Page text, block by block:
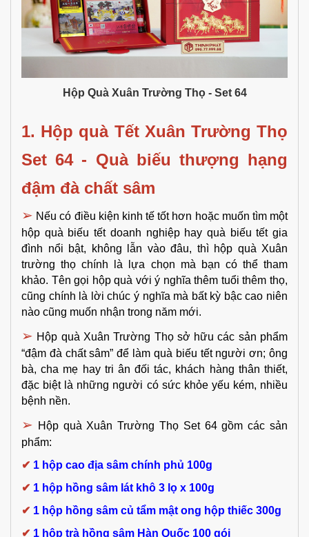
Hộp Quà Xuân Trường Thọ - Set 64
1. Hộp quà Tết Xuân Trường Thọ
Set 64 - Quà biếu thượng hạng
đậm đà chất sâm
➢ Nếu có điều kiện kinh tế tốt hơn hoặc muốn tìm một
hộp quà biếu tết doanh nghiệp hay quà biếu tết gia
đình nổi bật, không lẫn vào đâu, thì hộp quà Xuân
trường thọ chính là lựa chọn mà bạn có thể tham
khảo. Tên gọi hộp quà với ý nghĩa thêm tuổi thêm thọ,
cũng chính là lời chúc ý nghĩa mà bất kỳ bậc cao niên
nào cũng muốn nhận trong năm mới.
➢ Hộp quà Xuân Trường Thọ sở hữu các sản phẩm
“đậm đà chất sâm” để làm quà biếu tết người ơn; ông
bà, cha mẹ hay tri ân đối tác, khách hàng thân thiết,
đặc biệt là những người có sức khỏe yếu kém, nhiều
bệnh nền.
➢ Hộp quà Xuân Trường Thọ Set 64 gồm các sản
phẩm:
✔ 1 hộp cao địa sâm chính phủ 100g
✔ 1 hộp hồng sâm lát khô 3 lọ x 100g
✔ 1 hộp hồng sâm củ tẩm mật ong hộp thiếc 300g
✔ 1 hộp trà hồng sâm Hàn Quốc 100 gói